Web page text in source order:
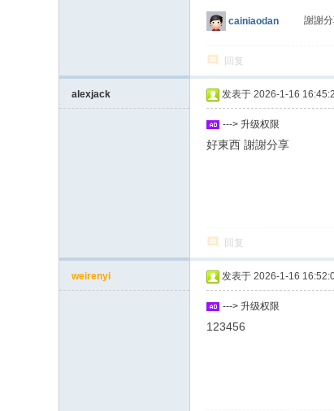
cainiaodan 謝謝
回复
alexjack 发表于 2026-1-16
---> 升级权限
好東西 謝謝分享
回复
weirenyi 发表于 2026-1-16
---> 升级权限
123456